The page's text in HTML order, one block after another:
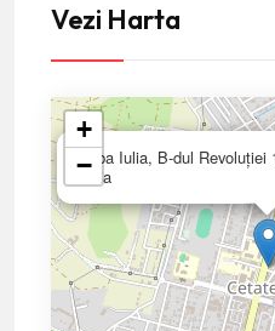
Vezi Harta
Alba Iulia, B-dul
Iulia
+
−